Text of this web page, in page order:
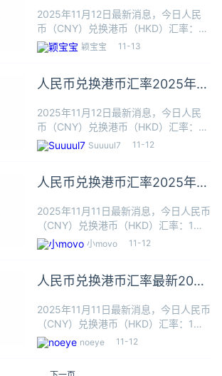
2025年11月12日最新消息，今日人民
币（CNY）兑换港币（HKD）汇率：1
人民币≈1.0970港币，根据今日汇率1人
民币可以兑换1.0970港币，本站数据仅
准。人民
颖宝宝 11-13
人民币兑换港币汇率2025年11
2025年11月12日最新消息，今日人民
币（CNY）兑换港币（HKD）汇率：1
人民币≈1.0970港币，根据今日汇率1人
民币可以兑换1.0970港币，本站数据仅
准。人民
Suuuul7 11-12
人民币兑换港币汇率2025年11
2025年11月11日最新消息，今日人民币
（CNY）兑换港币（HKD）汇率：1人
民币≈1.0976港币，根据今日汇率1人民
币可以兑换1.0976港币，本站数据仅供
人民
小movo 11-12
人民币兑换港币汇率最新2025
2025年11月11日最新消息，今日人民币
（CNY）兑换港币（HKD）汇率：1人
民币≈1.0976港币，根据今日汇率1人民
币可以兑换1.0976港币，本站数据仅供
noeye 11-12